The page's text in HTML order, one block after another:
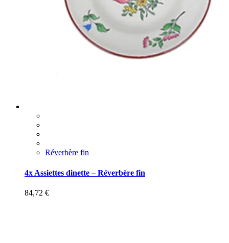
Réverbère fin
4x Assiettes dinette – Réverbère fin
84,72 €